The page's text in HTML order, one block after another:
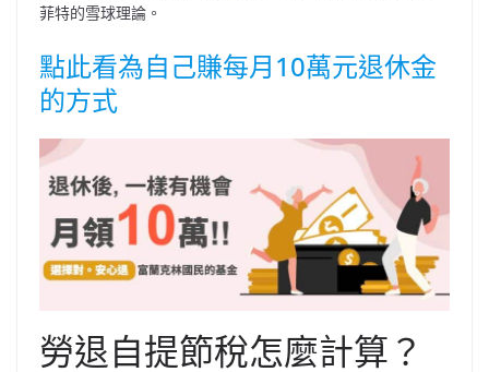
菲特的雪球理論。
點此看為自己賺每月10萬元退休金
的方式
勞退自提節稅怎麼計算？